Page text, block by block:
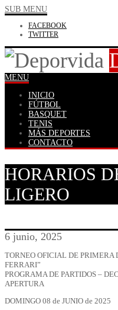
SUB MENU
FACEBOOK
TWITTER
MENU
INICIO
FÚTBOL
BASQUET
TENIS
MÁS DEPORTES
CONTACTO
HORARIOS
LIGERO
6 junio, 2025
TORNEO OFICIAL DE PRIMERA
FERRARI”
PROGRAMA DE PARTIDOS –
APERTURA
DOMINGO 08 de JUNIO de 2025